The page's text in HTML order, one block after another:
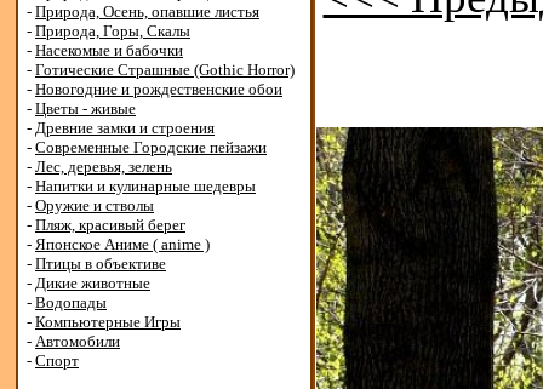
- Природа, Осень, опавшие листья
- Природа, Горы, Скалы
- Насекомые и бабочки
- Готические Страшные (Gothic Horror)
- Новогодние и рождественские обои
- Цветы - живые
- Древние замки и строения
- Современные Городские пейзажи
- Лес, деревья, зелень
- Напитки и кулинарные шедевры
- Оружие и стволы
- Пляж, красивый берег
- Японское Аниме ( anime )
- Птицы в объективе
- Дикие животные
- Водопады
- Компьютерные Игры
- Автомобили
- Спорт